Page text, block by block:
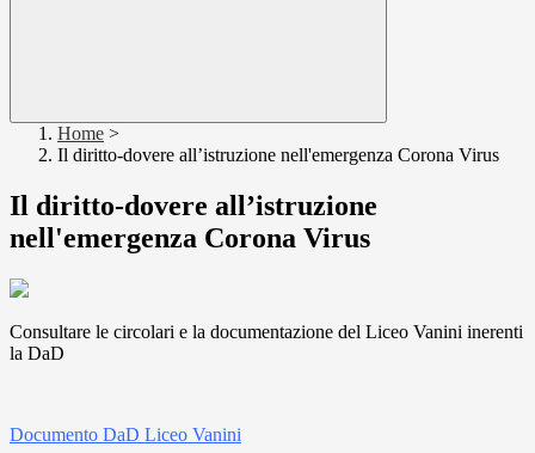
Home >
Il diritto-dovere all’istruzione nell'emergenza Corona Virus
Il diritto-dovere all’istruzione
nell'emergenza Corona Virus
Consultare le circolari e la documentazione del Liceo Vanini inerenti
la DaD
Documento DaD Liceo Vanini